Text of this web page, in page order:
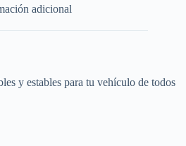
adicional
y estables para tu vehículo de todos